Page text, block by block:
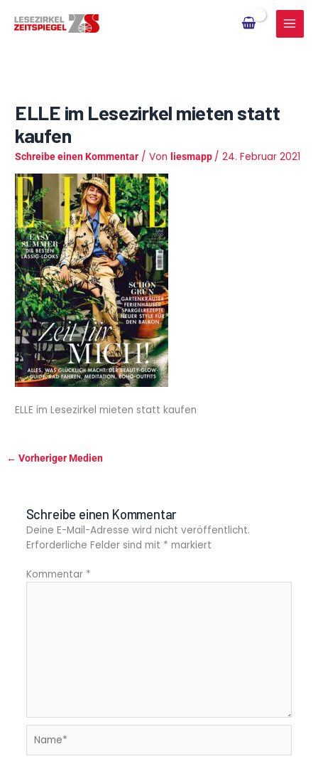
Inhalt
ELLE im Lesezirkel mieten statt
kaufen
Schreibe einen Kommentar / Von liesmapp /24. Februar 2021
ELLE im Lesezirkel mieten statt kaufen
← Vorheriger Medien
Schreibe einen Kommentar
Deine E-Mail-Adresse wird nicht veröffentlicht.
Erforderliche Felder sind mit * markiert
Kommentar *